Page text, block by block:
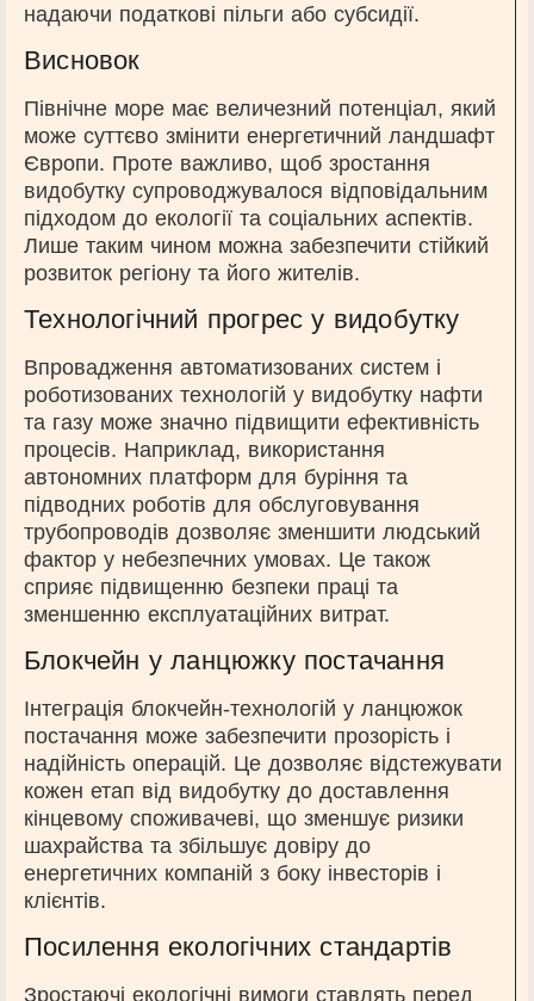
надаючи податкові пільги або субсидії.
Висновок
Північне море має величезний потенціал, який
може суттєво змінити енергетичний ландшафт
Європи. Проте важливо, щоб зростання
видобутку супроводжувалося відповідальним
підходом до екології та соціальних аспектів.
Лише таким чином можна забезпечити стійкий
розвиток регіону та його жителів.
Технологічний прогрес у видобутку
Впровадження автоматизованих систем і
роботизованих технологій у видобутку нафти
та газу може значно підвищити ефективність
процесів. Наприклад, використання
автономних платформ для буріння та
підводних роботів для обслуговування
трубопроводів дозволяє зменшити людський
фактор у небезпечних умовах. Це також
сприяє підвищенню безпеки праці та
зменшенню експлуатаційних витрат.
Блокчейн у ланцюжку постачання
Інтеграція блокчейн-технологій у ланцюжок
постачання може забезпечити прозорість і
надійність операцій. Це дозволяє відстежувати
кожен етап від видобутку до доставлення
кінцевому споживачеві, що зменшує ризики
шахрайства та збільшує довіру до
енергетичних компаній з боку інвесторів і
клієнтів.
Посилення екологічних стандартів
Зростаючі екологічні вимоги ставлять перед